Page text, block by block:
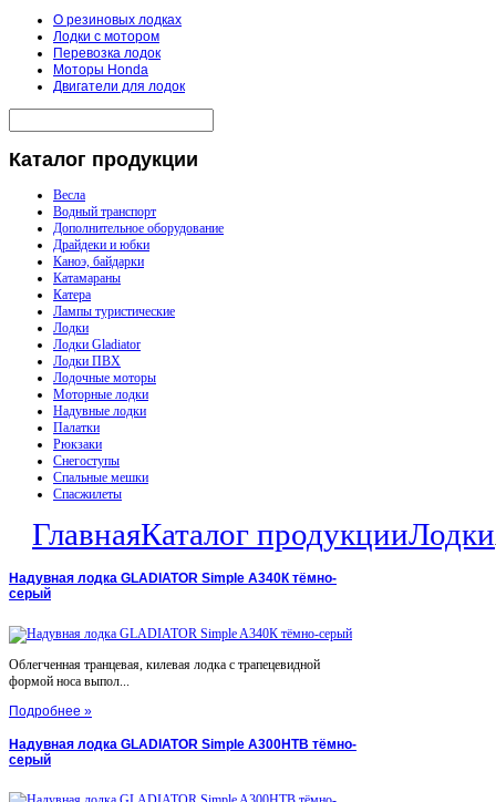
О резиновых лодках
Лодки с мотором
Перевозка лодок
Моторы Honda
Двигатели для лодок
Каталог продукции
Весла
Водный транспорт
Дополнительное оборудование
Драйдеки и юбки
Каноэ, байдарки
Катамараны
Катера
Лампы туристические
Лодки
Лодки Gladiator
Лодки ПВХ
Лодочные моторы
Моторные лодки
Надувные лодки
Палатки
Рюкзаки
Снегоступы
Спальные мешки
Спасжилеты
ГлавнаяКаталог продукцииЛодки
Надувная лодка GLADIATOR Simple A340К тёмно-
серый
Облегченная транцевая, килевая лодка с трапецевидной
формой носа выпол...
Подробнее »
Надувная лодка GLADIATOR Simple A300НТВ тёмно-
серый